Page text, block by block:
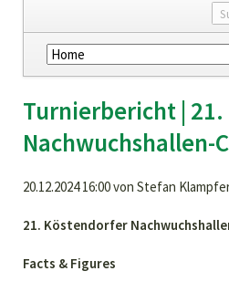
Navigation
überspringen
Turnierbericht |
Nachwuchshallen-
20.12.2024 16:00von Stefan
21. Köstendorfer
Facts & Figures